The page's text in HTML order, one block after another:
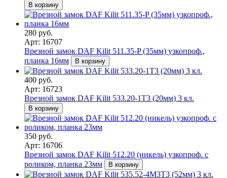
В корзину
280 руб.
Арт: 16707
Врезной замок DAF Kilit 511.35-P (35мм) узкопроф.,
планка 16мм
В корзину
400 руб.
Арт: 16723
Врезной замок DAF Kilit 533.20-1T3 (20мм) 3 кл.
В корзину
350 руб.
Арт: 16706
Врезной замок DAF Kilit 512.20 (никель) узкопроф. с
роликом, планка 23мм
В корзину